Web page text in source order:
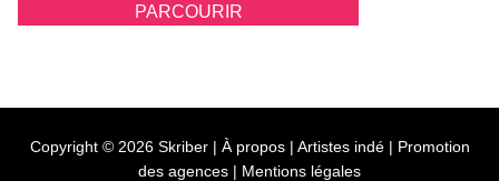
PARCOURIR
Copyright © 2026 Skriber | À propos| Artistes indé| Promotion
des agences | Mentions légales